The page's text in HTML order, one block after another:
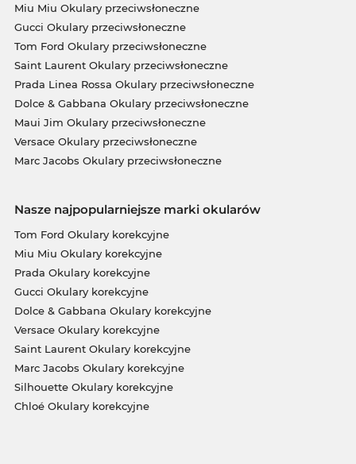
Miu Miu Okulary przeciwsłoneczne
Gucci Okulary przeciwsłoneczne
Tom Ford Okulary przeciwsłoneczne
Saint Laurent Okulary przeciwsłoneczne
Prada Linea Rossa Okulary przeciwsłoneczne
Dolce & Gabbana Okulary przeciwsłoneczne
Maui Jim Okulary przeciwsłoneczne
Versace Okulary przeciwsłoneczne
Marc Jacobs Okulary przeciwsłoneczne
Nasze najpopularniejsze marki okularów
Tom Ford Okulary korekcyjne
Miu Miu Okulary korekcyjne
Prada Okulary korekcyjne
Gucci Okulary korekcyjne
Dolce & Gabbana Okulary korekcyjne
Versace Okulary korekcyjne
Saint Laurent Okulary korekcyjne
Marc Jacobs Okulary korekcyjne
Silhouette Okulary korekcyjne
Chloé Okulary korekcyjne